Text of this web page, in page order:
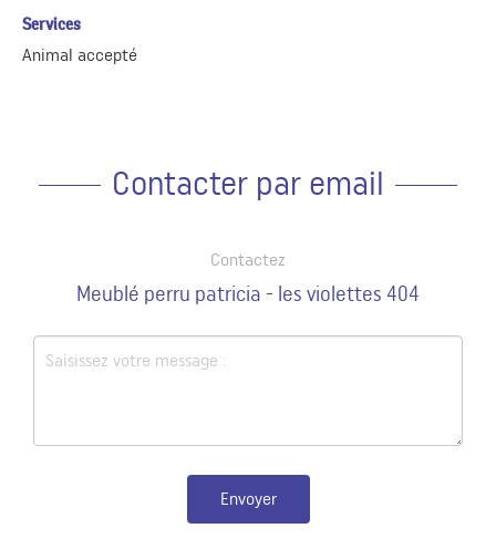
Services
Animal accepté
Contacter par email
Contactez
Meublé perru patricia - les violettes 404
Envoyer